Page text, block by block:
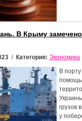
В Крыму
/ Категория: Экономика
В
грузов
у